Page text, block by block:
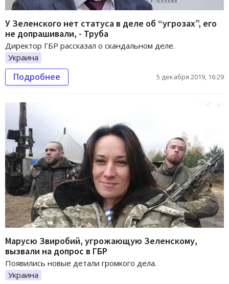
У Зеленского нет статуса в деле об “угрозах”, его
не допрашивали, - Труба
Директор ГБР рассказал о скандальном деле.
Украина
Подробнее 5 декабря 2019, 16:29
Марусю Звиробий, угрожающую Зеленскому,
вызвали на допрос в ГБР
Появились новые детали громкого дела.
Украина